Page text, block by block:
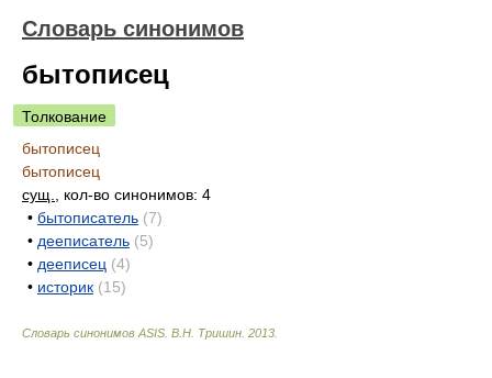
Словарь синонимов
бытописец
Толкование
бытописец
бытописец
сущ.
, кол-во синонимов: 4
• бытописатель (7)
• дееписатель (5)
• дееписец (4)
• историк (15)
Словарь синонимов ASIS. В.Н. Тришин 2013